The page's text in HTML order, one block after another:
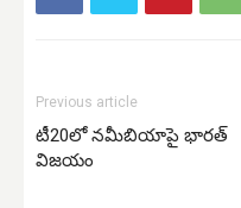
Previous article
టీ20లో నమీబియాపై భారత్‌
విజయం